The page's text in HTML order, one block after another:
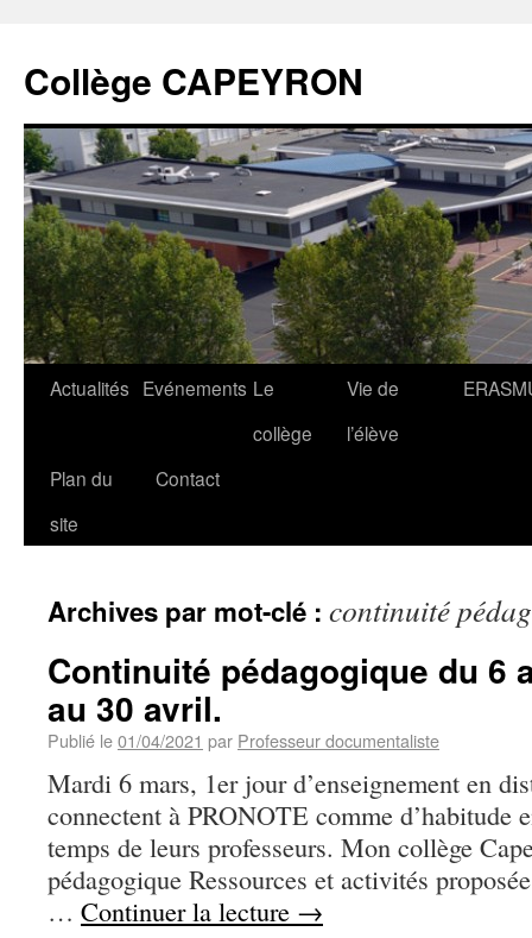
Collège CAPEYRON
Actualités Evénements Le
collège
Vie de
l’élève
Plan du
site
Contact
Archives par mot-clé : continuité
Continuité pédagogique du 6
au 30 avril.
Publié le01/04/2021 par Professeur documentaliste
Mardi 6 mars, 1er jour d’enseignement en
connectent à PRONOTE comme d’habitude
temps de leurs professeurs. Mon collège
pédagogique Ressources et activités
… Continuer la lecture →